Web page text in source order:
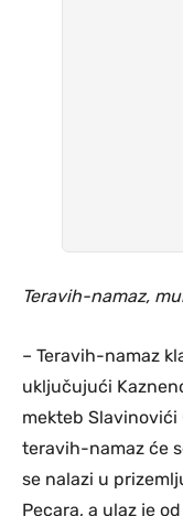
Teravih-namaz,
– Teravih-namaz
uključujući
mekteb Slavinovići
teravih-namaz će
se nalazi u
Pecara, a ulaz je